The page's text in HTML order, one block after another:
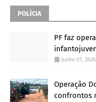
POLÍCIA
PF faz
Junho 01, 2026
Operação
confrontos